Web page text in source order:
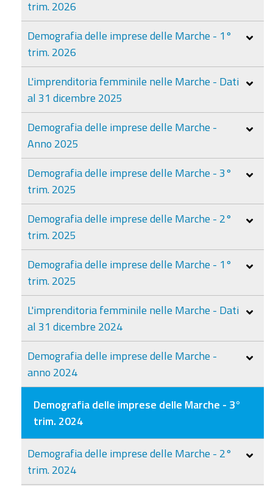
trim. 2026
Demografia delle imprese delle Marche - 1°
trim. 2026
L'imprenditoria femminile nelle Marche - Dati
al 31 dicembre 2025
Demografia delle imprese delle Marche -
Anno 2025
Demografia delle imprese delle Marche - 3°
trim. 2025
Demografia delle imprese delle Marche - 2°
trim. 2025
Demografia delle imprese delle Marche - 1°
trim. 2025
L'imprenditoria femminile nelle Marche - Dati
al 31 dicembre 2024
Demografia delle imprese delle Marche -
anno 2024
Demografia delle imprese delle Marche - 3°
trim. 2024
Demografia delle imprese delle Marche - 2°
trim. 2024